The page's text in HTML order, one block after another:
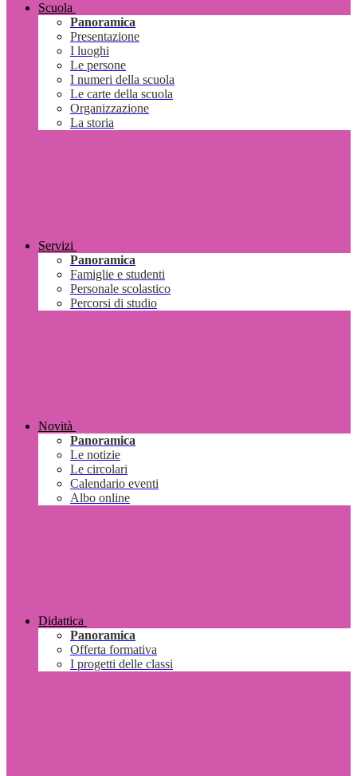
Scuola
Panoramica
Presentazione
I luoghi
Le persone
I numeri della scuola
Le carte della scuola
Organizzazione
La storia
Servizi
Panoramica
Famiglie e studenti
Personale scolastico
Percorsi di studio
Novità
Panoramica
Le notizie
Le circolari
Calendario eventi
Albo online
Didattica
Panoramica
Offerta formativa
I progetti delle classi